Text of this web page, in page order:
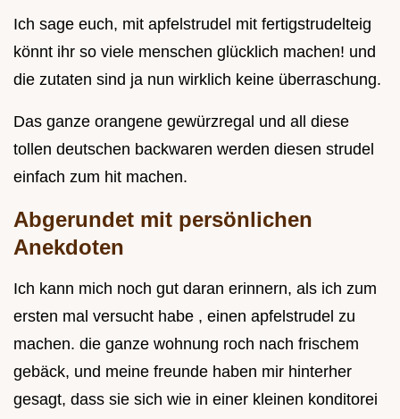
Ich sage euch, mit apfelstrudel mit fertigstrudelteig
könnt ihr so viele menschen glücklich machen! und
die zutaten sind ja nun wirklich keine überraschung.
Das ganze orangene gewürzregal und all diese
tollen deutschen backwaren werden diesen strudel
einfach zum hit machen.
Abgerundet mit persönlichen
Anekdoten
Ich kann mich noch gut daran erinnern, als ich zum
ersten mal versucht habe , einen apfelstrudel zu
machen. die ganze wohnung roch nach frischem
gebäck, und meine freunde haben mir hinterher
gesagt, dass sie sich wie in einer kleinen konditorei